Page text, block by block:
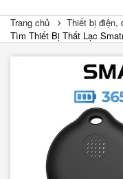
Trang chủ Thiết bị điện,
Tìm Thiết Bị Thất Lạc